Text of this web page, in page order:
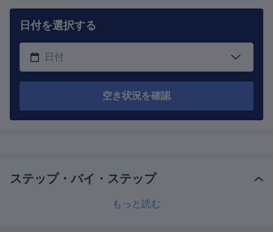
日付を選択する
空き状況を確認
ステップ・バイ・ステップ
もっと読む